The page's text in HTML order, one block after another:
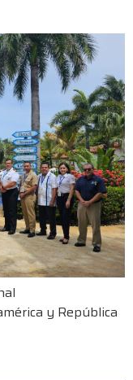
y República